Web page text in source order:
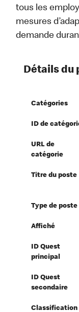
tous les
mesures
demande
Détails du
Catégories
ID de
URL de
catégorie
Titre du poste
Type de poste
Affiché
ID Quest
principal
ID Quest
secondaire
Classification